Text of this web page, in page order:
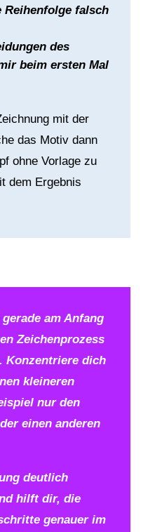
Reihenfolge falsch
des
beim ersten Mal
mit der
das Motiv dann
ohne Vorlage zu
dem Ergebnis
am Anfang
Zeichenprozess
Konzentriere dich
kleineren
nur den
einen anderen
deutlich
hilft dir, die
genauer im